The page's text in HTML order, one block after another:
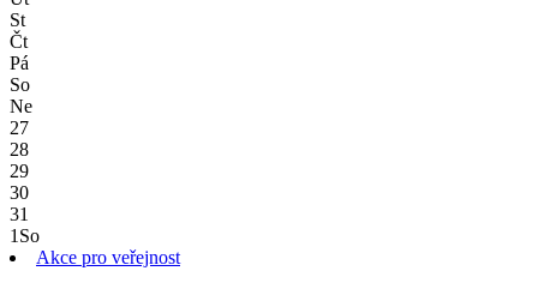
St
Čt
Pá
So
Ne
27
28
29
30
31
1 So
Akce pro veřejnost